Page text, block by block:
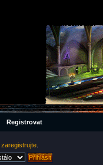
Registrovat
zaregistrujte